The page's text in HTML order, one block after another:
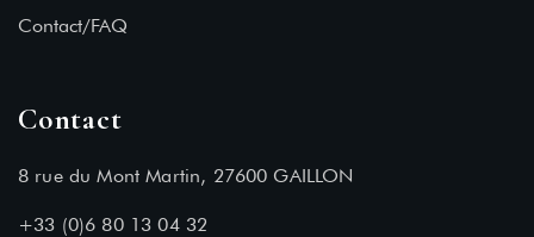
Contact/FAQ
Contact
8 rue du Mont Martin, 27600 GAILLON
+33 (0)6 80 13 04 32